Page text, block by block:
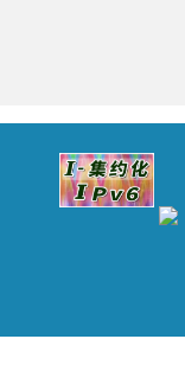
为
质监
处理
旅游